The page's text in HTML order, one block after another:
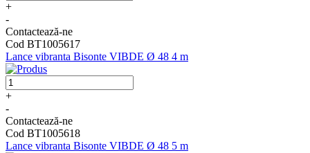
+
-
Contactează-ne
Cod BT1005617
Lance vibranta Bisonte VIBDE Ø 48 4 m
+
-
Contactează-ne
Cod BT1005618
Lance vibranta Bisonte VIBDE Ø 48 5 m